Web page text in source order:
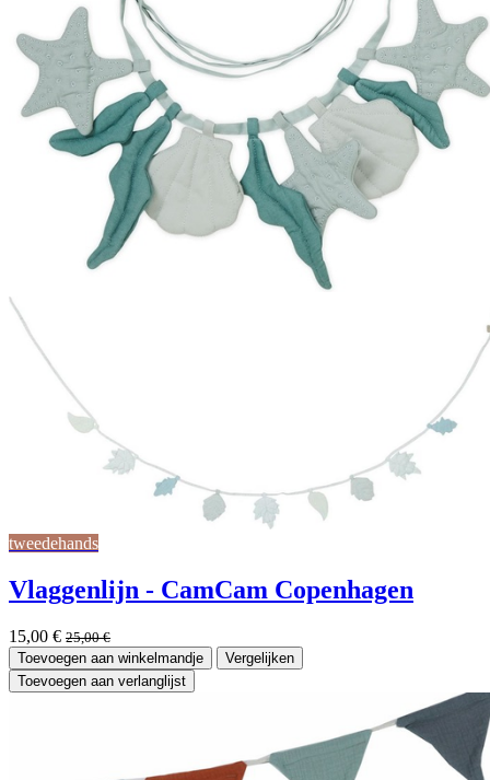
tweedehands
Vlaggenlijn - CamCam Copenhagen
15,00 € 25,00€
Toevoegen aan winkelmandje
Vergelijken
Toevoegen aan verlanglijst